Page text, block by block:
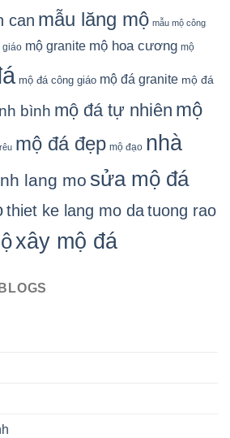
can mẫu lăng mộ mẫu mộ công
giáo mộ granite mộ hoa cương mộ
mộ đá công giáo mộ đá granite mộ đá
bình mộ đá tự nhiên mộ
mộ đá đẹp mộ đạo nhà
lang mo sửa mộ đá
thiet ke lang mo datuong rao
xây mộ đá